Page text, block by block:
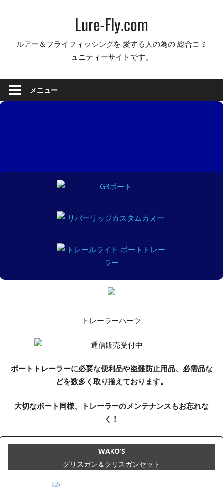
Lure-Fly.com
ルアー＆フライフィッシングを 愛する人の為の 総合コミ
ュニティーサイトです。
メニュー
トレーラーパーツ
ボートトレーラーに必要な便利品や盗難防止用品、必需品な
どを数多く取り揃えております。
大切なボート同様、トレーラーのメンテナンスもお忘れな
く！
WAKO’S
グリスガン＆グリスガンセット